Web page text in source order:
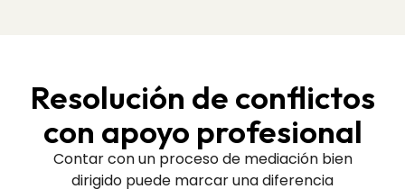
Resolución de conflictos
con apoyo profesional
Contar con un proceso de mediación bien
dirigido puede marcar una diferencia